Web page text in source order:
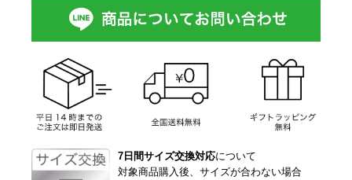
7日間サイズ交換対応について
対象商品購入後、サイズが合わない場合